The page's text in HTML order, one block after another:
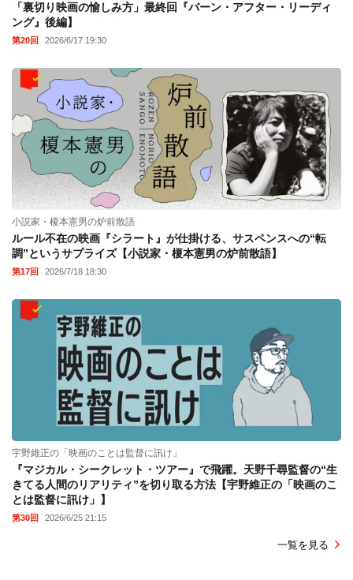
「裏切り映画の愉しみ方」最終回『バーン・アフター・リーディ
ング』後編】
第20回 2026/6/17 19:30
小説家・榎本憲男の炉前散語
ルール不在の映画『シラート』が仕掛ける、サスペンスへの“転
調”というサプライズ【小説家・榎本憲男の炉前散語】
第17回 2026/7/18 18:30
宇野維正の「映画のことは監督に訊け」
『マジカル・シークレット・ツアー』で飛躍。天野千尋監督の“生
きてる人間のリアリティ”を切り取る方法【宇野維正の「映画のこ
とは監督に訊け」】
第30回 2026/6/25 21:15
一覧を見る